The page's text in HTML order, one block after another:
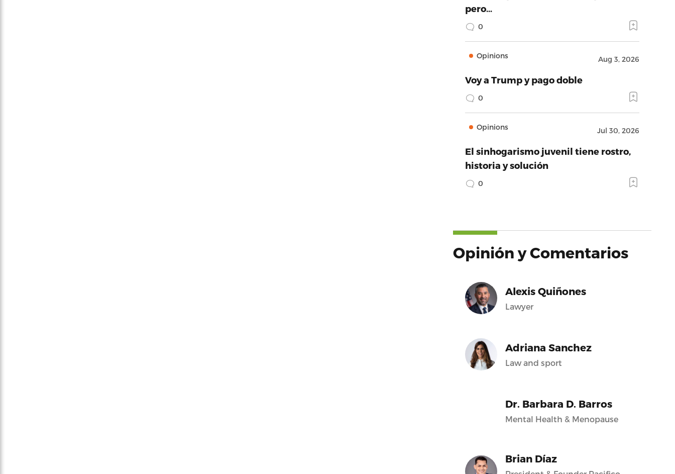
pero…
0
Opinions Aug 3, 2026
Voy a Trump y pago doble
0
Opinions Jul 30, 2026
El sinhogarismo juvenil tiene rostro,
historia y solución
0
Opinión y Comentarios
Alexis Quiñones
Lawyer
Adriana Sanchez
Law and sport
Dr. Barbara D. Barros
Mental Health & Menopause
Brian Díaz